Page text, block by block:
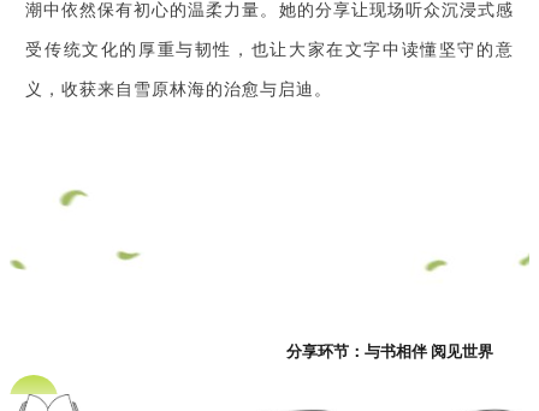
潮中依然保有初心的温柔力量。她的分享让现场听众沉浸式感
受传统文化的厚重与韧性，也让大家在文字中读懂坚守的意
义，收获来自雪原林海的治愈与启迪。
分享环节：与书相伴 阅见世界